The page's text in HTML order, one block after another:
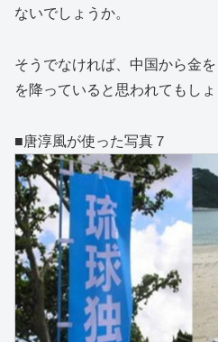
ないでしょうか。
そうでなければ、中国から金
を降っていると思われてもしょ
■唐淳風が使った写真７